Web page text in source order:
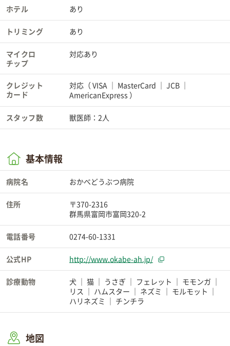
ホテル あり
トリミング あり
マイクロ
チップ
対応あり
クレジット
カード
対応（VISA MasterCard
JCB
AmericanExpress ）
スタッフ数 獣医師：2人
基本情報
病院名 おかべどうぶつ病院
住所
〒370-2316
群馬県富岡市富岡320-2
電話番号 0274-60-1331
公式HP http://www.okabe-ah.jp/
診療動物 犬 猫 うさぎ フェレット
モモンガ
リス
ハムスター ネズミ
モルモット
ハリネズミ
チンチラ
地図